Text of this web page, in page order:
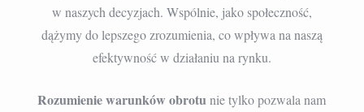
w naszych decyzjach. Wspólnie, jako społeczność,
dążymy do lepszego zrozumienia, co wpływa na naszą
efektywność w działaniu na rynku.
Rozumienie warunków obrotunie tylko pozwala nam